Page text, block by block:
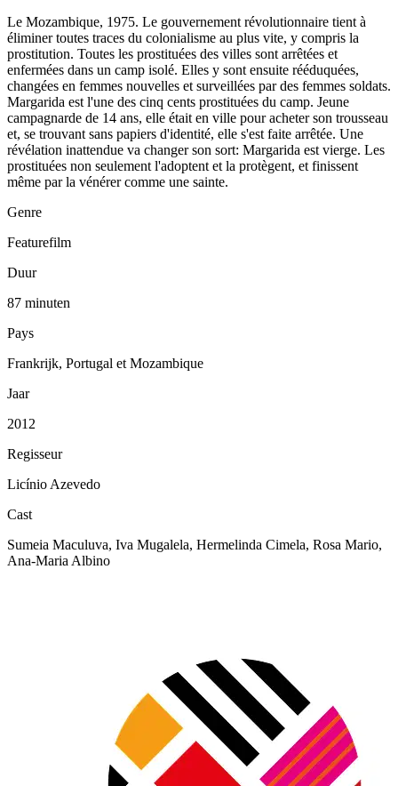
Le Mozambique, 1975. Le gouvernement révolutionnaire tient à
éliminer toutes traces du colonialisme au plus vite, y compris la
prostitution. Toutes les prostituées des villes sont arrêtées et
enfermées dans un camp isolé. Elles y sont ensuite rééduquées,
changées en femmes nouvelles et surveillées par des femmes soldats.
Margarida est l'une des cinq cents prostituées du camp. Jeune
campagnarde de 14 ans, elle était en ville pour acheter son trousseau
et, se trouvant sans papiers d'identité, elle s'est faite arrêtée. Une
révélation inattendue va changer son sort: Margarida est vierge. Les
prostituées non seulement l'adoptent et la protègent, et finissent
même par la vénérer comme une sainte.
Genre
Featurefilm
Duur
87 minuten
Pays
Frankrijk, Portugal et Mozambique
Jaar
2012
Regisseur
Licínio Azevedo
Cast
Sumeia Maculuva, Iva Mugalela, Hermelinda Cimela, Rosa Mario,
Ana-Maria Albino